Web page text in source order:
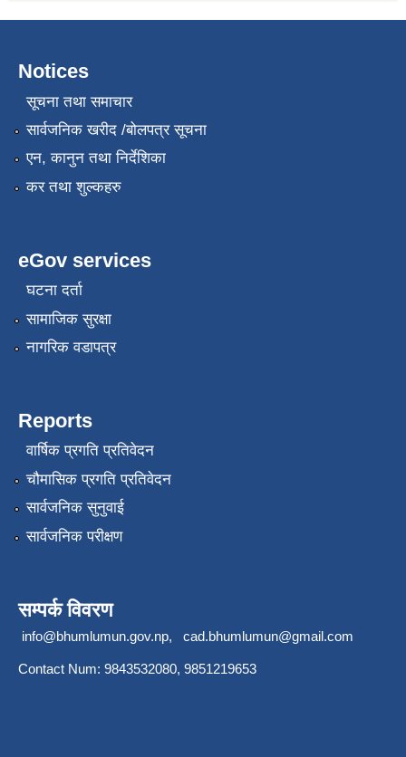
Notices
सूचना तथा समाचार
सार्वजनिक खरीद /बोलपत्र सूचना
एन, कानुन तथा निर्देशिका
कर तथा शुल्कहरु
eGov services
घटना दर्ता
सामाजिक सुरक्षा
नागरिक वडापत्र
Reports
वार्षिक प्रगति प्रतिवेदन
चौमासिक प्रगति प्रतिवेदन
सार्वजनिक सुनुवाई
सार्वजनिक परीक्षण
सम्पर्क विवरण
info@bhumlumun.gov.np, cad.bhumlumun@gmail.com
Contact Num: 9843532080, 9851219653